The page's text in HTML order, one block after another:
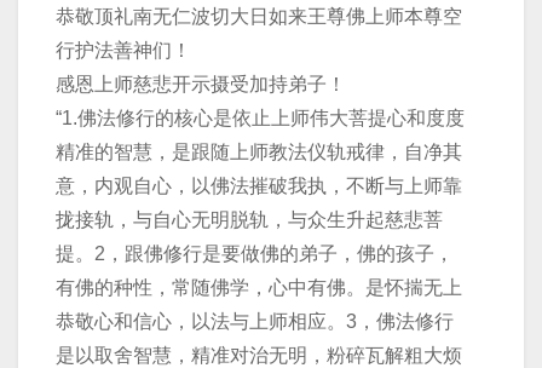
恭敬顶礼南无仁波切大日如来王尊佛上师本尊空
行护法善神们！
感恩上师慈悲开示摄受加持弟子！
“1.佛法修行的核心是依止上师伟大菩提心和度度
精准的智慧，是跟随上师教法仪轨戒律，自净其
意，内观自心，以佛法摧破我执，不断与上师靠
拢接轨，与自心无明脱轨，与众生升起慈悲菩
提。2，跟佛修行是要做佛的弟子，佛的孩子，
有佛的种性，常随佛学，心中有佛。是怀揣无上
恭敬心和信心，以法与上师相应。3，佛法修行
是以取舍智慧，精准对治无明，粉碎瓦解粗大烦